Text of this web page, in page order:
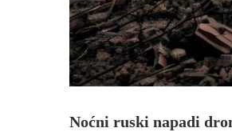
Noćni ruski napadi